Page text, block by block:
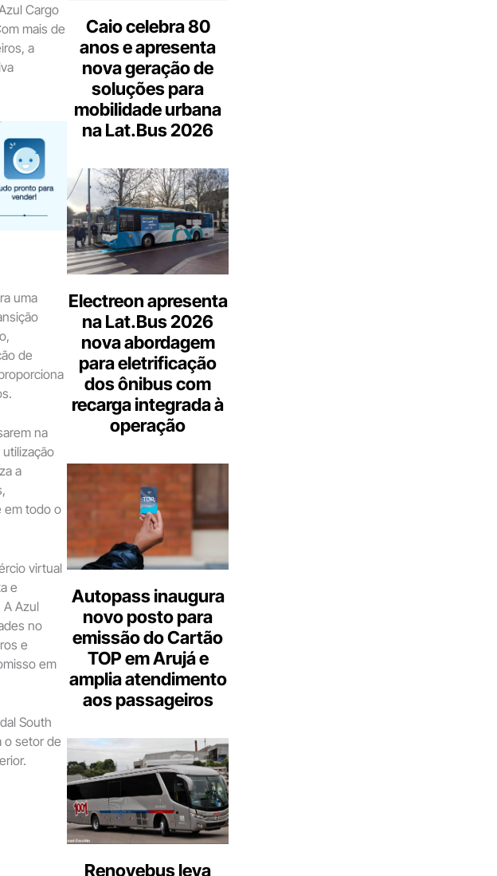
Cargo
mais de
a
uma
de
na
a
em todo o
virtual
e
A Azul
no
e
em
South
o setor de
Caio celebra 80
anos e apresenta
nova geração de
soluções para
mobilidade urbana
na Lat.Bus 2026
Electreon apresenta
na Lat.Bus 2026
nova abordagem
para eletrificação
dos ônibus com
recarga integrada à
operação
Autopass inaugura
novo posto para
emissão do Cartão
TOP em Arujá e
amplia atendimento
aos passageiros
Renovebus leva